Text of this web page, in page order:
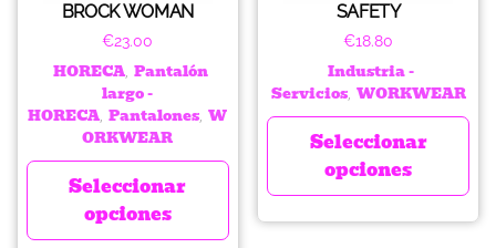
BROCK WOMAN
€23.00
HORECA, Pantalón
largo -
HORECA Pantalones W
ORKWEAR
Seleccionar
opciones
SAFETY
€18.80
Industria -
Servicios, WORKWEAR
Seleccionar
opciones